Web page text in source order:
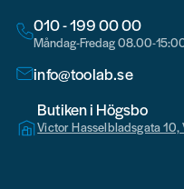
010 - 199 00 00
Måndag-Fredag 08.00-
info@toolab.se
Butiken i Högsbo
Victor Hasselbladsgata 10,